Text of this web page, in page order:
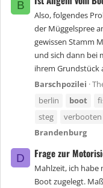
B
Also, folgendes
der Müggelspree
gewissen Stamm
und sich dann bei
ihrem Grundstück
Barschpozilei
berlin
boot
steg
verbooten
Brandenburg
D Frage zur
Mahlzeit, ich habe
Boot zugelegt.